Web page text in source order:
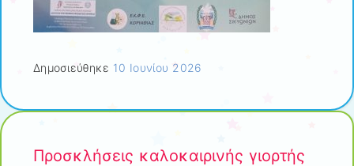
Δημοσιεύθηκε 10 Ιουνίου 2026
Προσκλήσεις καλοκαιρινής γιορτής